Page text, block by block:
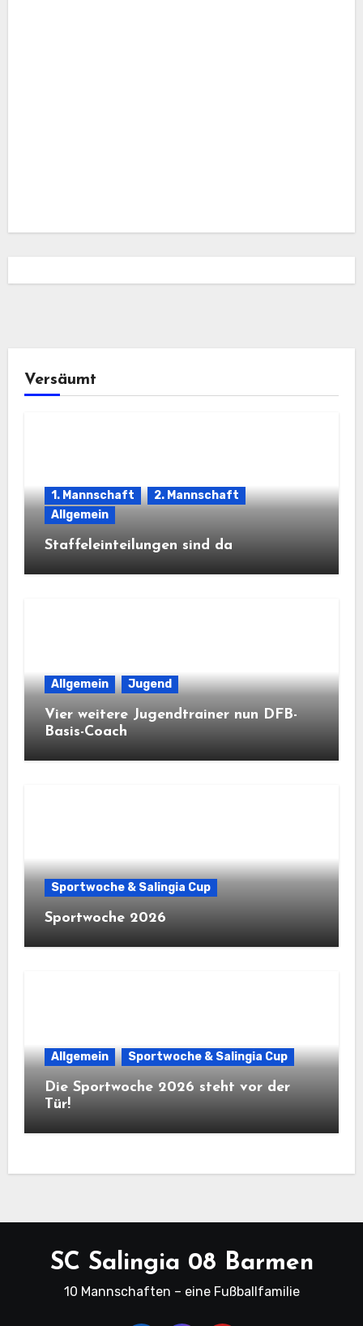
Versäumt
1. Mannschaft
2. Mannschaft
Allgemein
Staffeleinteilungen sind da
Allgemein Jugend
Vier weitere Jugendtrainer nun DFB-
Basis-Coach
Sportwoche & Salingia Cup
Sportwoche 2026
Allgemein Sportwoche & Salingia Cup
Die Sportwoche 2026 steht vor der
Tür!
SC Salingia 08 Barmen
10 Mannschaften – eine Fußballfamilie